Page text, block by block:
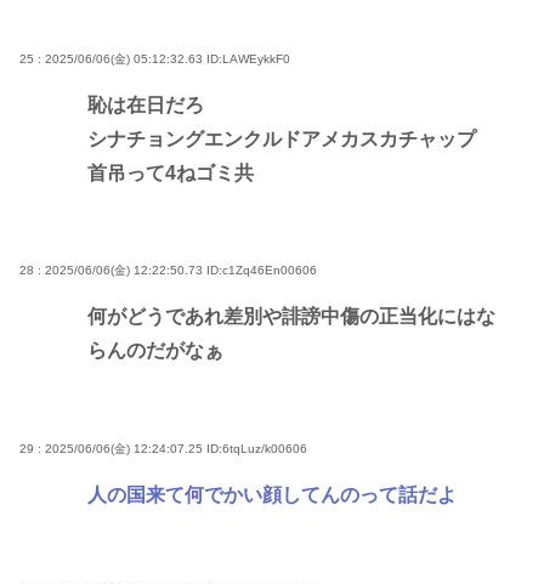
25 : 2025/06/06(金) 05:12:32.63 ID:LAWEykkF0
恥は在日だろ
シナチョングエンクルドアメカスカチャップ
首吊って4ねゴミ共
28 : 2025/06/06(金) 12:22:50.73 ID:c1Zq46En00606
何がどうであれ差別や誹謗中傷の正当化にはな
らんのだがなぁ
29 : 2025/06/06(金) 12:24:07.25 ID:6tqLuz/k00606
人の国来て何でかい顔してんのって話だよ